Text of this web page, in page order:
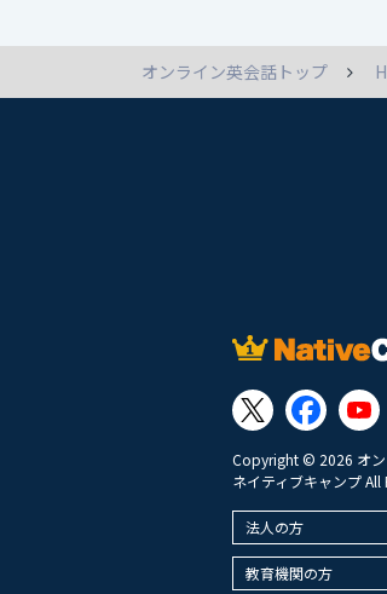
オンライン英会話トップ
Copyright © 2026 オ
ネイティブキャンプ All
法人の方
教育機関の方